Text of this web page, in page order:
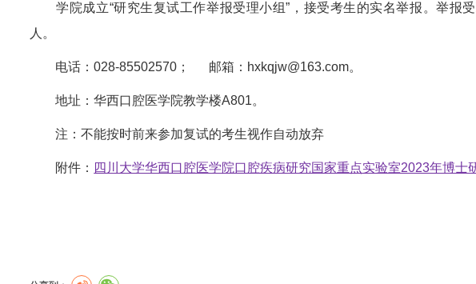
学院成立“研究生复试工作举报受理小组”，接受考生的实名举报。举报
人。
电话：028-85502570； 邮箱：hxkqjw@163.com。
地址：华西口腔医学院教学楼A801。
注：不能按时前来参加复试的考生视作自动放弃
附件： 四川大学华西口腔医学院口腔疾病研究国家重点实验室2023年博士